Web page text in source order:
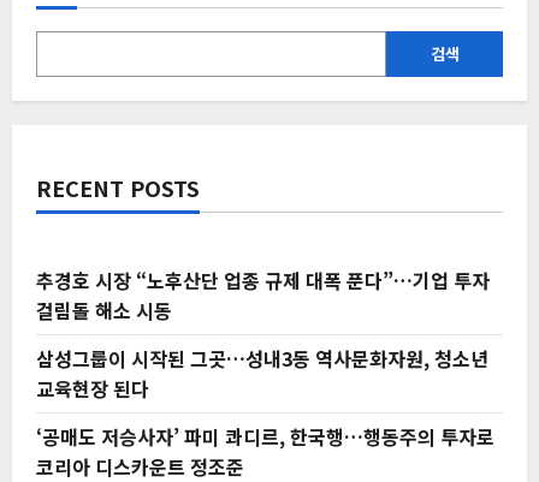
검색
RECENT POSTS
추경호 시장 “노후산단 업종 규제 대폭 푼다”…기업 투자
걸림돌 해소 시동
삼성그룹이 시작된 그곳…성내3동 역사문화자원, 청소년
교육현장 된다
‘공매도 저승사자’ 파미 콰디르, 한국행…행동주의 투자로
코리아 디스카운트 정조준